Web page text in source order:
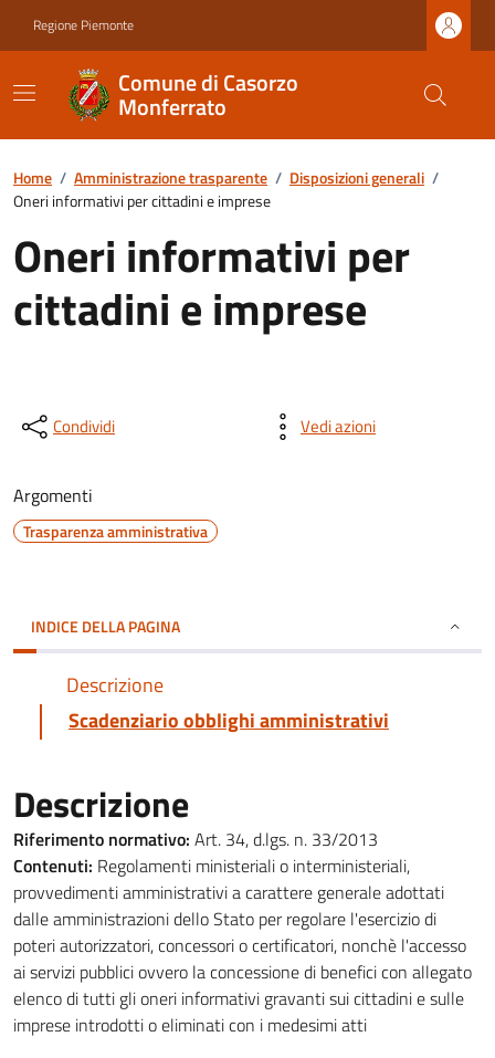
Regione Piemonte
Comune di Casorzo
Monferrato
Home / Amministrazione trasparente / Disposizioni generali /
Oneri informativi per cittadini e imprese
Oneri informativi per
cittadini e imprese
Condividi Vedi azioni
Argomenti
Trasparenza amministrativa
INDICE DELLA PAGINA
Descrizione
Scadenziario obblighi amministrativi
Descrizione
Riferimento normativo: Art. 34, d.lgs. n. 33/2013
Contenuti: Regolamenti ministeriali o interministeriali,
provvedimenti amministrativi a carattere generale adottati
dalle amministrazioni dello Stato per regolare l'esercizio di
poteri autorizzatori, concessori o certificatori, nonchè l'accesso
ai servizi pubblici ovvero la concessione di benefici con allegato
elenco di tutti gli oneri informativi gravanti sui cittadini e sulle
imprese introdotti o eliminati con i medesimi atti